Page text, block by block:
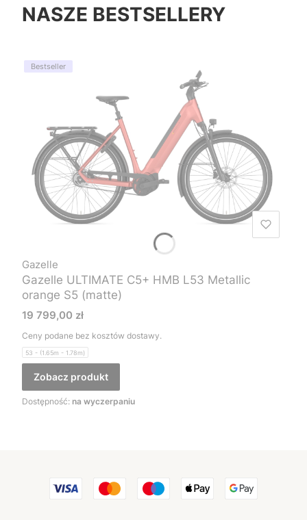
NASZE BESTSELLERY
Bestseller
Gazelle ULTIMATE C5+ HMB L53 Metallic
orange S5 (matte)
Gazelle
Cena
19 799,00 zł
Ceny podane bez kosztów dostawy.
53 - (1.65m - 1.78m)
Zobacz produkt
Dostępność: na wyczerpaniu